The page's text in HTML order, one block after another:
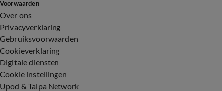
Voorwaarden
Over ons
Privacyverklaring
Gebruiksvoorwaarden
Cookieverklaring
Digitale diensten
Cookie instellingen
Upod & Talpa Network